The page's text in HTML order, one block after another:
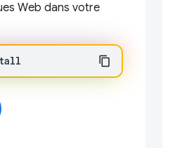
Web dans votre